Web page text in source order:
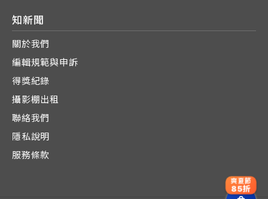
知新聞
關於我們
編輯規範與申訴
得獎紀錄
攝影棚出租
聯絡我們
隱私說明
服務條款
爽夏節
85折